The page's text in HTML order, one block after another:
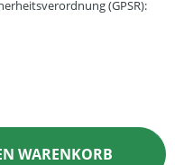
(GPSR):
gewünschten
WARENKORB